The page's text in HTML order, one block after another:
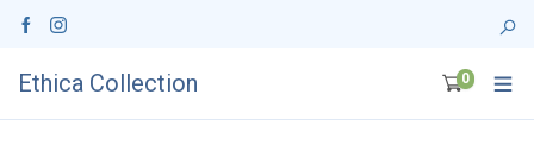
Ethica Collection 0